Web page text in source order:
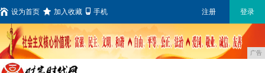
设为首页 加入收藏 手机 注册 登录
广告